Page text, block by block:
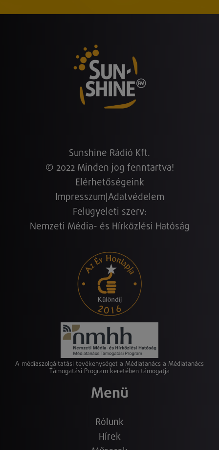
Sunshine Rádió Kft.
© 2022 Minden jog fenntartva!
Elérhetőségeink
Impresszum Adatvédelem
Felügyeleti szerv:
Nemzeti Média- és Hírközlési Hatóság
A médiaszolgáltatási tevékenységet a Médiatanács a Médiatanács
Támogatási Program keretében támogatja
Menü
Rólunk
Hírek